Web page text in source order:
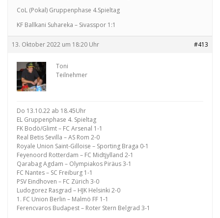
CoL (Pokal) Gruppenphase 4.Spieltag
KF Ballkani Suhareka – Sivasspor 1:1
13. Oktober 2022 um 18:20 Uhr #413
Toni
Teilnehmer
Do 13.10.22 ab 18.45Uhr
EL Gruppenphase 4. Spieltag
FK Bodö/Glimt – FC Arsenal 1-1
Real Betis Sevilla – AS Rom 2-0
Royale Union Saint-Gilloise – Sporting Braga 0-1
Feyenoord Rotterdam – FC Midtjylland 2-1
Qarabag Agdam – Olympiakos Piräus 3-1
FC Nantes – SC Freiburg 1-1
PSV Eindhoven – FC Zürich 3-0
Ludogorez Rasgrad – HJK Helsinki 2-0
1. FC Union Berlin – Malmö FF 1-1
Ferencvaros Budapest – Roter Stern Belgrad 3-1